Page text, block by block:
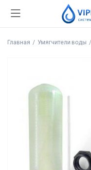
Главная Умягчители воды